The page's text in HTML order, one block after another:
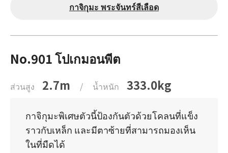
กาจิกุมะ พระจันทร์สีเลือด
No.901 โปเกมอนพีต
ส่วนสูง 2.7m / น้ำหนัก 333.0kg
กาจิกุมะพิเศษตัวนี้ป้องกันตัวด้วยโคลนที่แข็ง
ราวกับเหล็ก และมีตาซ้ายที่สามารถมองเห็น
ในที่มืดได้